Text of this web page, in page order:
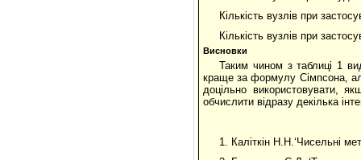
Кількість вузлів при
Кількість вузлів при
Висновки
Таким чином з таблиці 1
краще за формулу Сімпсона,
доцільно використовувати,
обчислити відразу декілька
1. Каліткін Н.Н.‘Чисельні